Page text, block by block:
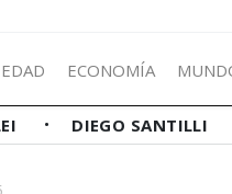
ECONOMÍA
DIEGO SANTILLI